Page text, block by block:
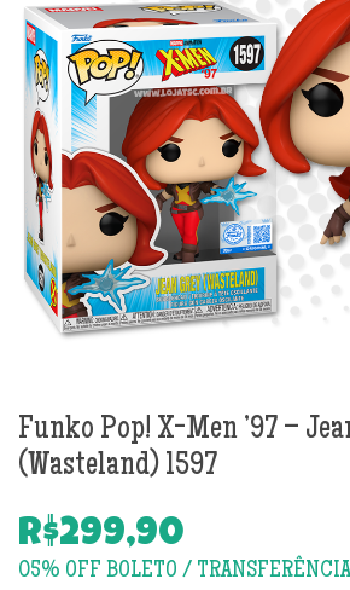
Funko Pop! X-Men ’97 –
(Wasteland) 1597
R$299,90